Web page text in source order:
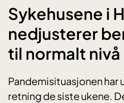
Sykehusene i
nedjusterer
til normalt nivå
Pandemisituasjonen
retning de siste ukene.